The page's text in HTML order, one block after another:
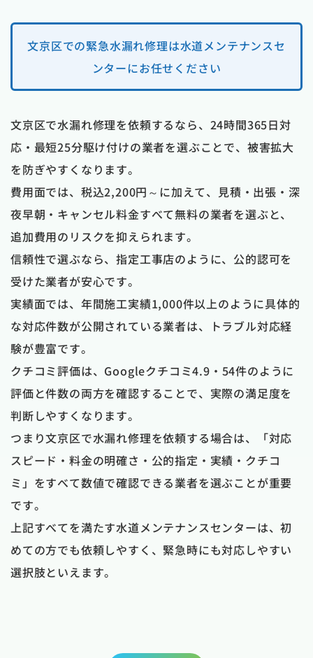
文京区での緊急水漏れ修理は水道メンテナンスセ
ンターにお任せください
文京区で水漏れ修理を依頼するなら、24時間365日対
応・最短25分駆け付けの業者を選ぶことで、被害拡大
を防ぎやすくなります。
費用面では、税込2,200円～に加えて、見積・出張・深
夜早朝・キャンセル料金すべて無料の業者を選ぶと、
追加費用のリスクを抑えられます。
信頼性で選ぶなら、指定工事店のように、公的認可を
受けた業者が安心です。
実績面では、年間施工実績1,000件以上のように具体的
な対応件数が公開されている業者は、トラブル対応経
験が豊富です。
クチコミ評価は、Googleクチコミ4.9・54件のように
評価と件数の両方を確認することで、実際の満足度を
判断しやすくなります。
つまり文京区で水漏れ修理を依頼する場合は、「対応
スピード・料金の明確さ・公的指定・実績・クチコ
ミ」をすべて数値で確認できる業者を選ぶことが重要
です。
上記すべてを満たす水道メンテナンスセンターは、初
めての方でも依頼しやすく、緊急時にも対応しやすい
選択肢といえます。